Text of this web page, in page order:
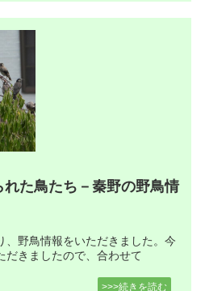
た鳥たち－秦野の野鳥情
、野鳥情報をいただきました。今
だきましたので、合わせて
>>>続きを読む